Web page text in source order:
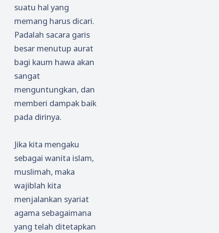
suatu hal yang
memang harus dicari.
Padalah sacara garis
besar menutup aurat
bagi kaum hawa akan
sangat
menguntungkan, dan
memberi dampak baik
pada dirinya.
Jika kita mengaku
sebagai wanita islam,
muslimah, maka
wajiblah kita
menjalankan syariat
agama sebagaimana
yang telah ditetapkan